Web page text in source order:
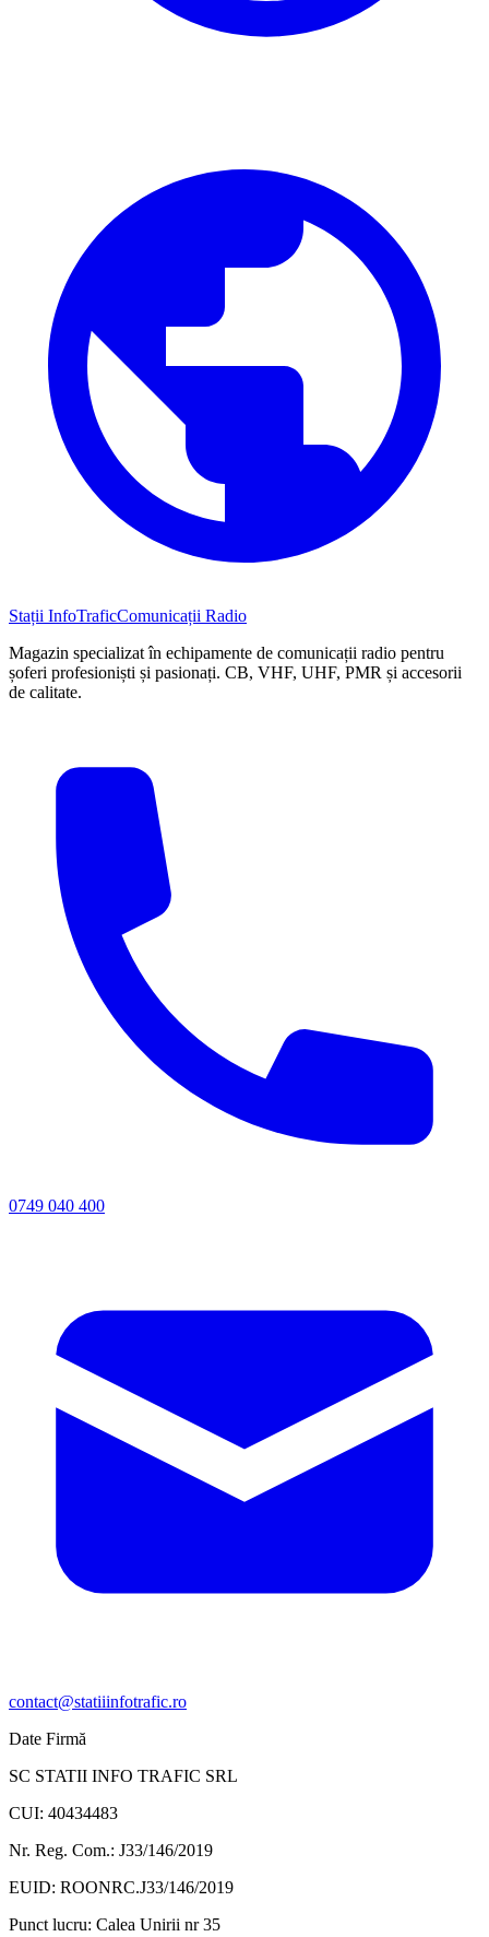
Stații InfoTraficComunicații Radio
Magazin specializat în echipamente de comunicații radio pentru
șoferi profesioniști și pasionați. CB, VHF, UHF, PMR și accesorii
de calitate.
0749 040 400
contact@statiiinfotrafic.ro
Date Firmă
SC STATII INFO TRAFIC SRL
CUI: 40434483
Nr. Reg. Com.: J33/146/2019
EUID: ROONRC.J33/146/2019
Punct lucru: Calea Unirii nr 35